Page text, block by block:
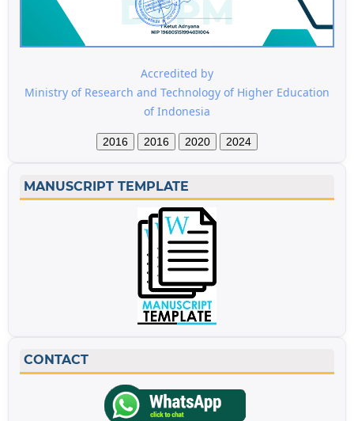
Accredited by
Ministry of Research and Technology of Higher Education
of Indonesia
2016 2016 2020 2024
MANUSCRIPT TEMPLATE
CONTACT